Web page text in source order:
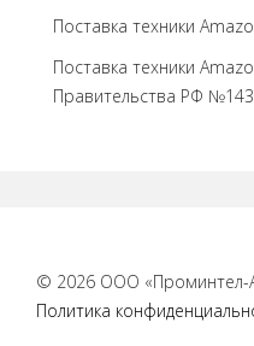
Поставка техники
Поставка техники
Правительства РФ
© 2026 ООО «Проминтел-
Политика